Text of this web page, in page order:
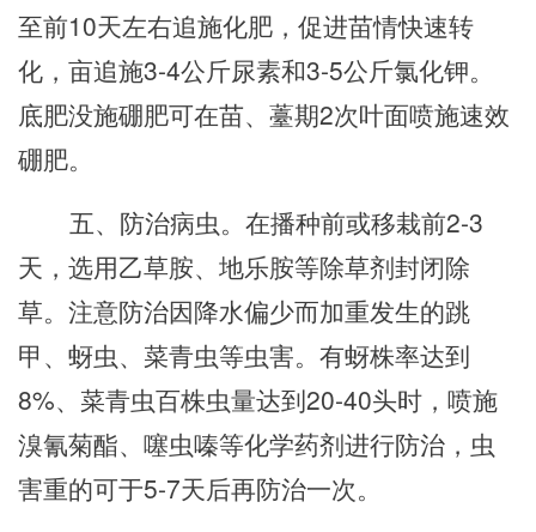
至前10天左右追施化肥，促进苗情快速转
化，亩追施3-4公斤尿素和3-5公斤氯化钾。
底肥没施硼肥可在苗、薹期2次叶面喷施速效
硼肥。
五、防治病虫。在播种前或移栽前2-3
天，选用乙草胺、地乐胺等除草剂封闭除
草。注意防治因降水偏少而加重发生的跳
甲、蚜虫、菜青虫等虫害。有蚜株率达到
8%、菜青虫百株虫量达到20-40头时，喷施
溴氰菊酯、噻虫嗪等化学药剂进行防治，虫
害重的可于5-7天后再防治一次。